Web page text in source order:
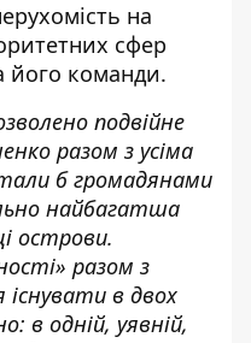
на
сфер
його команди.
подвійне
разом з усіма
б громадянами
найбагатша
острови.
разом з
в двох
в одній, уявній,